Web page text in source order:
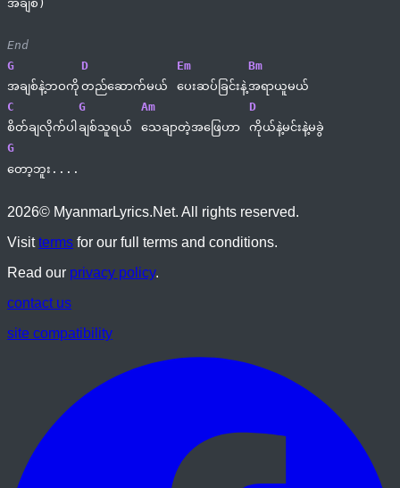
အချစ်)
End
G
အချစ်နဲ့ဘဝကို
D
တည်ဆောက်မယ်
Em
ပေးဆပ်ခြင်းနဲ့
Bm
အရာယူမယ်
C
စိတ်ချလိုက်ပါ
G
ချစ်သူရယ်
Am
သေချာတဲ့အဖြေဟာ
D
ကိုယ်နဲ့မင်းနဲ့မခွဲ
G
တော့ဘူး....
2026© MyanmarLyrics.Net. All rights reserved.
Visit terms for our full terms and conditions.
Read our privacy policy.
contact us
site compatibility